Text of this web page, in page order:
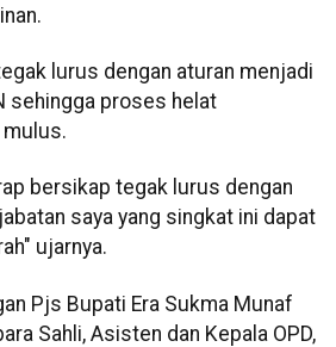
lurus dengan aturan menjadi
sehingga proses helat
bersikap tegak lurus dengan
saya yang singkat ini dapat
ujarnya.
Pjs Bupati Era Sukma Munaf
Sahli, Asisten dan Kepala OPD,